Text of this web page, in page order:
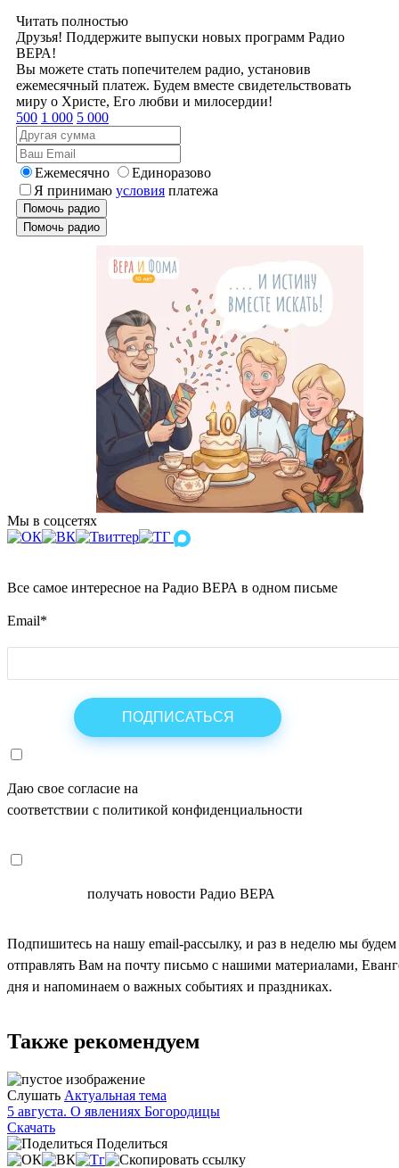
Читать полностью
Друзья! Поддержите выпуски новых программ Радио
ВЕРА!
Вы можете стать попечителем радио, установив
ежемесячный платеж. Будем вместе свидетельствовать
миру о Христе, Его любви и милосердии!
500 1 000 5 000
Ежемесячно
Единоразово
Я принимаю условия платежа
Помочь радио
Помочь радио
Мы в соцсетях
Все самое интересное на Радио ВЕРА в одном письме
Email*
Даю свое согласие на
соответствии с политикой конфиденциальности
получать новости Радио ВЕРА
Подпишитесь на нашу email-рассылку, и раз в неделю мы будем
отправлять Вам на почту письмо с нашими материалами,
дня и напоминаем о важных событиях и праздниках.
Также рекомендуем
Слушать Актуальная тема
5 августа. О явлениях Богородицы
Скачать
Поделиться